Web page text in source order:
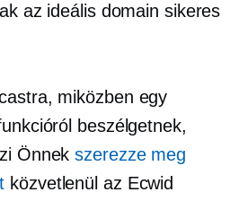
az ideális domain sikeres
miközben egy
beszélgetnek,
Önnekszerezze meg
közvetlenül az Ecwid